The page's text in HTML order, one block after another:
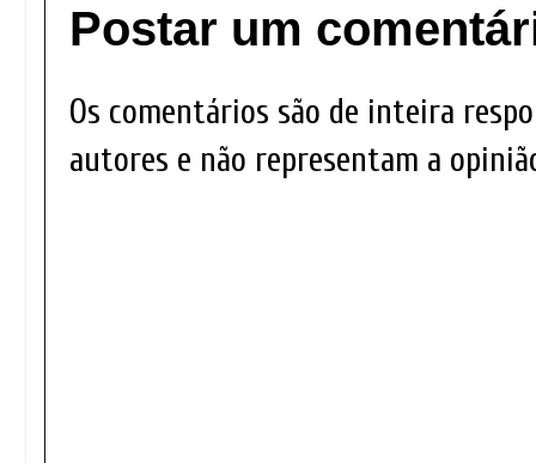
Postar um
Os comentários são de inteira
autores e não representam a